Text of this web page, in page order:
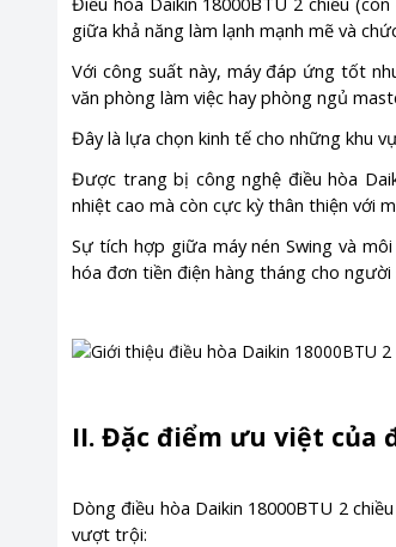
giữa khả năng làm lạnh mạnh mẽ và
Với công suất này, máy đáp ứng tốt
văn phòng làm việc hay phòng ngủ
Đây là lựa chọn kinh tế cho những khu
Được trang bị công nghệ điều hòa
nhiệt cao mà còn cực kỳ thân thiện với
Sự tích hợp giữa máy nén Swing và
hóa đơn tiền điện hàng tháng cho
II. Đặc điểm ưu việt của
Dòng điều hòa Daikin 18000BTU 2
vượt trội: